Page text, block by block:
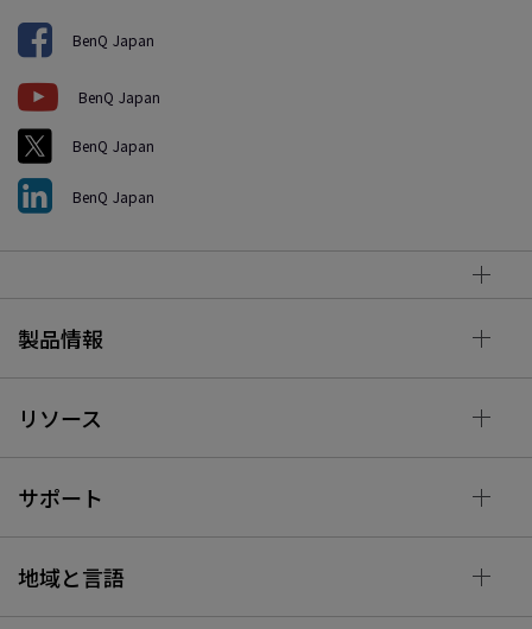
BenQ Japan
BenQ Japan
BenQ Japan
BenQ Japan
製品情報
リソース
サポート
地域と言語